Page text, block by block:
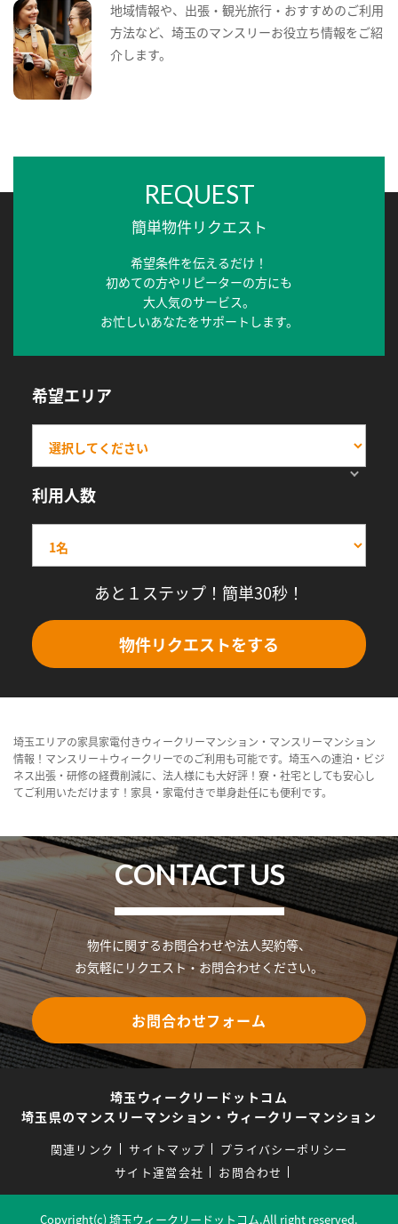
地域情報や、出張・観光旅行・おすすめのご利用
方法など、埼玉のマンスリーお役立ち情報をご紹
介します。
REQUEST
簡単物件リクエスト
希望条件を伝えるだけ！
初めての方やリピーターの方にも
大人気のサービス。
お忙しいあなたをサポートします。
希望エリア
利用人数
あと１ステップ！簡単30秒！
物件リクエストをする
埼玉エリアの家具家電付きウィークリーマンション・マンスリーマンション
情報！マンスリー＋ウィークリーでのご利用も可能です。埼玉への連泊・ビジ
ネス出張・研修の経費削減に、法人様にも大好評！寮・社宅としても安心し
てご利用いただけます！家具・家電付きで単身赴任にも便利です。
CONTACT US
物件に関するお問合わせや法人契約等、
お気軽にリクエスト・お問合わせください。
お問合わせフォーム
埼玉ウィークリードットコム
埼玉県のマンスリーマンション・ウィークリーマンション
関連リンク サイトマップ
プライバシーポリシー
サイト運営会社
お問合わせ
Copyright(c) 埼玉ウィークリードットコム.All right reserved.